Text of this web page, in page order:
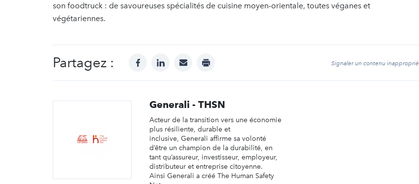
son foodtruck : de savoureuses spécialités de cuisine moyen-orientale, toutes véganes et
végétariennes.
Partagez : facebooklinkedinmail print Signaler un contenu inapproprié
Generali - THSN
Acteur de la transition vers une économie
plus résiliente, durable et
inclusive, Generali affirme sa volonté
d’être un champion de la durabilité, en
tant qu’assureur, investisseur, employeur,
distributeur et entreprise citoyenne.
Ainsi Generali a créé The Human Safety